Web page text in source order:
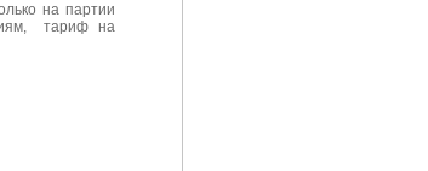
на партии
тариф на